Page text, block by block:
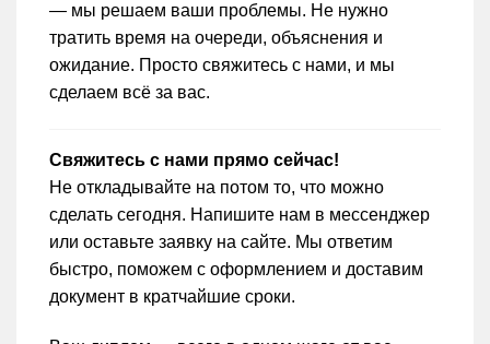
— мы решаем ваши проблемы. Не нужно
тратить время на очереди, объяснения и
ожидание. Просто свяжитесь с нами, и мы
сделаем всё за вас.
Свяжитесь с нами прямо сейчас!
Не откладывайте на потом то, что можно
сделать сегодня. Напишите нам в мессенджер
или оставьте заявку на сайте. Мы ответим
быстро, поможем с оформлением и доставим
документ в кратчайшие сроки.